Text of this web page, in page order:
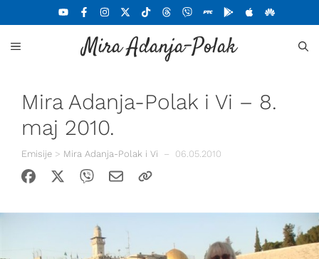
na
sadržaj
Mira Adanja-Polak
MENU
Mira Adanja-Polak i Vi – 8.
maj 2010.
Emisije > Mira Adanja-Polak i Vi – 06.05.2010